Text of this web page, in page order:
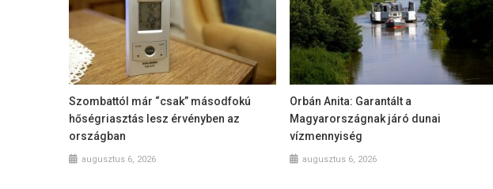
Szombattól már “csak” másodfokú
hőségriasztás lesz érvényben az
országban
augusztus 6, 2026
Orbán Anita: Garantált a
Magyarországnak járó dunai
vízmennyiség
augusztus 6, 2026